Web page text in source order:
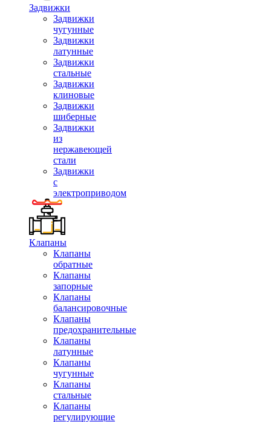
Задвижки
Задвижки
чугунные
Задвижки
латунные
Задвижки
стальные
Задвижки
клиновые
Задвижки
шиберные
Задвижки
из
нержавеющей
стали
Задвижки
с
электроприводом
Клапаны
Клапаны
обратные
Клапаны
запорные
Клапаны
балансировочные
Клапаны
предохранительные
Клапаны
латунные
Клапаны
чугунные
Клапаны
стальные
Клапаны
регулирующие